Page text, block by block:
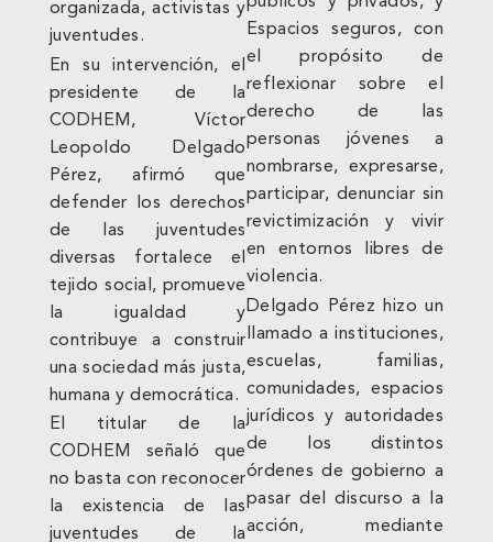
organizada, activistas y
juventudes.
En su intervención, el
presidente de la
CODHEM, Víctor
Leopoldo Delgado
Pérez, afirmó que
defender los derechos
de las juventudes
diversas fortalece el
tejido social, promueve
la igualdad y
contribuye a construir
una sociedad más justa,
humana y democrática.
El titular de la
CODHEM señaló que
no basta con reconocer
la existencia de las
juventudes de la
Espacios seguros, con
el propósito de
reflexionar sobre el
derecho de las
personas jóvenes a
nombrarse, expresarse,
participar, denunciar sin
revictimización y vivir
en entornos libres de
violencia.
Delgado Pérez hizo un
llamado a instituciones,
escuelas, familias,
comunidades, espacios
jurídicos y autoridades
de los distintos
órdenes de gobierno a
pasar del discurso a la
acción, mediante